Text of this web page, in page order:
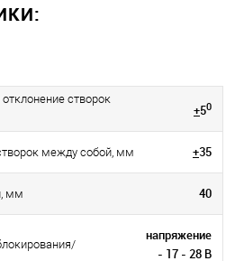
створок
+50
между собой, мм +35
мм 40
напряжение
- 17 - 28 В